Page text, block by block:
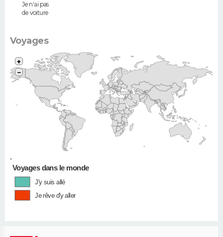
Je n'ai pas
de voiture
Voyages
•
+
−
Voyages dans le monde
J'y suis allé
Je rêve d'y aller